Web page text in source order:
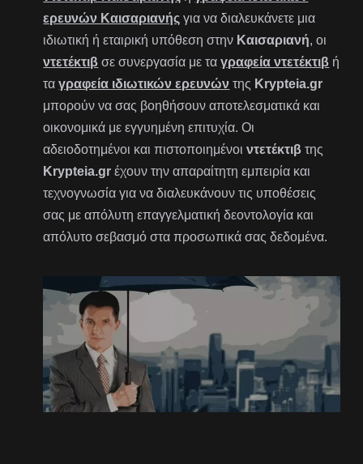
ερευνών Καισαριανής για να διαλευκάνετε μια
ιδιωτική ή εταιρική υπόθεση στην Καισαριανή, οι
ντετέκτιβ σε συνεργασία με ταγραφεία ντετέκτιβ ή
ταγραφεία ιδιωτικών ερευνών της Krypteia.gr
μπορούν να σας βοηθήσουν αποτελεσματικά και
οικονομικά με εγγυημένη επιτυχία. Οι
αδειοδοτημένοι και πιστοποιημένοιντετέκτιβ της
Krypteia.gr έχουν την απαραίτητη εμπειρία και
τεχνογνωσία για να διαλευκάνουν τις υποθέσεις
σας με απόλυτη επαγγελματική δεοντολογία και
απόλυτο σεβασμό στα προσωπικά σας δεδομένα.